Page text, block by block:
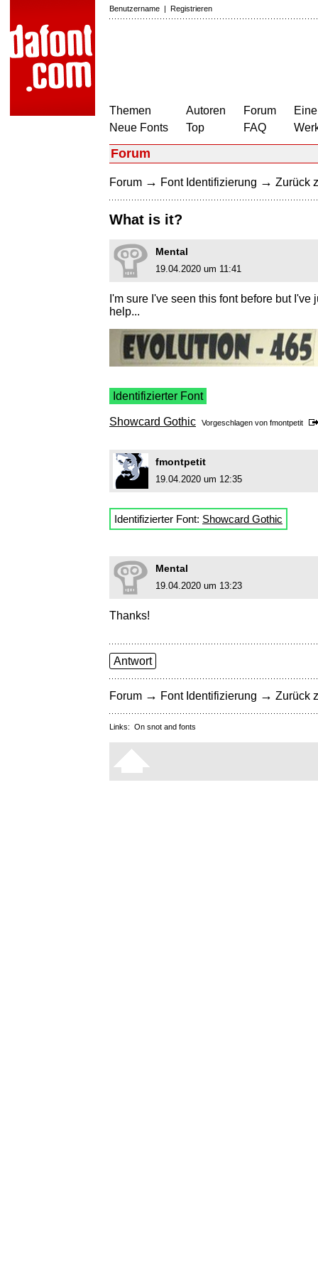
Benutzername | Registrieren
Themen
Neue Fonts
Autoren
Top
Forum
FAQ
Forum
Forum → Font Identifizierung → Zurück
What is it?
Mental
19.04.2020 um 11:41
I'm sure I've seen this font before but
help...
Identifizierter Font
Showcard Gothic Vorgeschlagen von fmontpetit
fmontpetit
19.04.2020 um 12:35
Identifizierter Font: Showcard Gothic
Mental
19.04.2020 um 13:23
Thanks!
Antwort
Forum → Font Identifizierung → Zurück
Links: On snot and fonts